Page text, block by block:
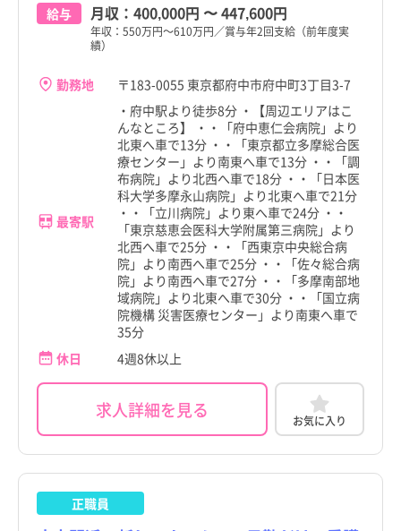
給与 月収： 400,000円 〜447,600円
年収：550万円～610万円／賞与年2回支給（前年度実
績）
勤務地 〒183-0055 東京都府中市府中町3丁目3-7
最寄駅
・府中駅より徒歩8分 ・【周辺エリアはこ
んなところ】 ・・「府中恵仁会病院」より
北東へ車で13分 ・・「東京都立多摩総合医
療センター」より南東へ車で13分 ・・「調
布病院」より北西へ車で18分 ・・「日本医
科大学多摩永山病院」より北東へ車で21分
・・「立川病院」より東へ車で24分 ・・
「東京慈恵会医科大学附属第三病院」より
北西へ車で25分 ・・「西東京中央総合病
院」より南西へ車で25分 ・・「佐々総合病
院」より南西へ車で27分 ・・「多摩南部地
域病院」より北東へ車で30分 ・・「国立病
院機構 災害医療センター」より南東へ車で
35分
休日
4週8休以上
求人詳細を見る お気に入り
正職員